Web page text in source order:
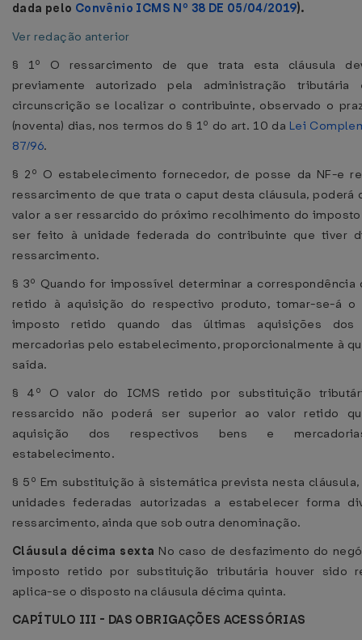
dada pelo Convênio ICMS Nº 38 DE 05/04/2019).
Ver redação anterior
§ 1º O ressarcimento de que trata esta cláusula
previamente autorizado pela administração tributária
circunscrição se localizar o contribuinte, observado o
(noventa) dias, nos termos do § 1º do art. 10 da Lei
87/96.
§ 2º O estabelecimento fornecedor, de posse da NF-e
ressarcimento de que trata o caput desta cláusula, poderá
valor a ser ressarcido do próximo recolhimento do
ser feito à unidade federada do contribuinte que tiver
ressarcimento.
§ 3º Quando for impossível determinar a correspondência
retido à aquisição do respectivo produto, tomar-se-á o
imposto retido quando das últimas aquisições
mercadorias pelo estabelecimento, proporcionalmente à
saída.
§ 4º O valor do ICMS retido por substituição
ressarcido não poderá ser superior ao valor retido
aquisição dos respectivos bens e
estabelecimento.
§ 5º Em substituição à sistemática prevista nesta
unidades federadas autorizadas a estabelecer forma
ressarcimento, ainda que sob outra denominação.
Cláusula décima sexta No caso de desfazimento do
imposto retido por substituição tributária houver sido
aplica-se o disposto na cláusula décima quinta.
CAPÍTULO III - DAS OBRIGAÇÕES ACESSÓRIAS